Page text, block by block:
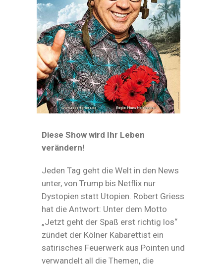
Diese Show wird Ihr Leben
verändern!
Jeden Tag geht die Welt in den News
unter, von Trump bis Netflix nur
Dystopien statt Utopien. Robert Griess
hat die Antwort: Unter dem Motto
„Jetzt geht der Spaß erst richtig los“
zündet der Kölner Kabarettist ein
satirisches Feuerwerk aus Pointen und
verwandelt all die Themen, die